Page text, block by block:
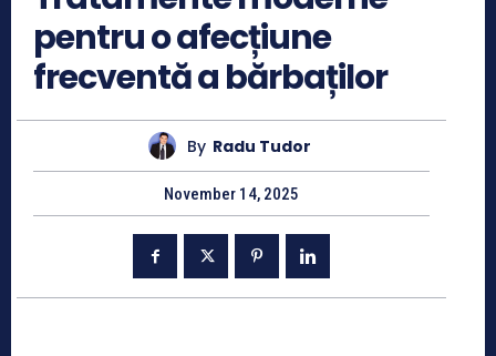
pentru o afecțiune
frecventă a bărbaților
By Radu Tudor
November 14, 2025